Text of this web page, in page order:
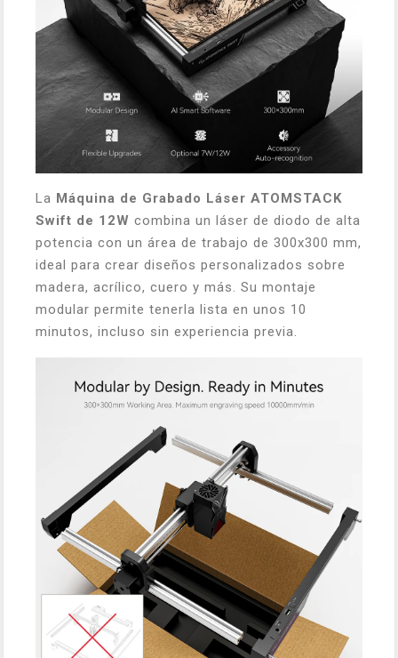
La Máquina de Grabado Láser ATOMSTACK
Swift de 12W combina un láser de diodo de alta
potencia con un área de trabajo de 300x300 mm,
ideal para crear diseños personalizados sobre
madera, acrílico, cuero y más. Su montaje
modular permite tenerla lista en unos 10
minutos, incluso sin experiencia previa.